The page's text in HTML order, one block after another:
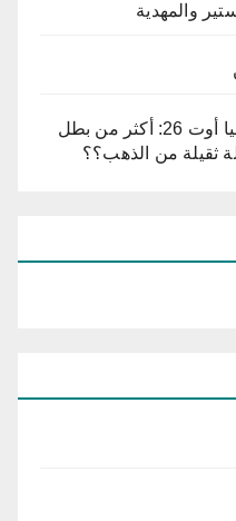
والمهدية
الألعاب المتوسطية تارنتو إيطاليا أوت 26: أكثر من بطل
ثقيلة من الذهب؟؟